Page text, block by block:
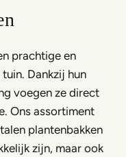
prachtige en
Dankzij hun
voegen ze direct
Ons assortiment
plantenbakken
zijn, maar ook